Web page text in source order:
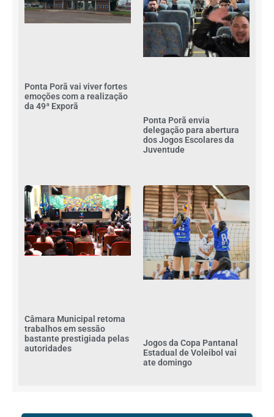
Ponta Porã vai viver fortes
emoções com a realização
da 49ª Exporã
Ponta Porã envia
delegação para abertura
dos Jogos Escolares da
Juventude
Câmara Municipal retoma
trabalhos em sessão
bastante prestigiada pelas
autoridades
Jogos da Copa Pantanal
Estadual de Voleibol vai
ate domingo